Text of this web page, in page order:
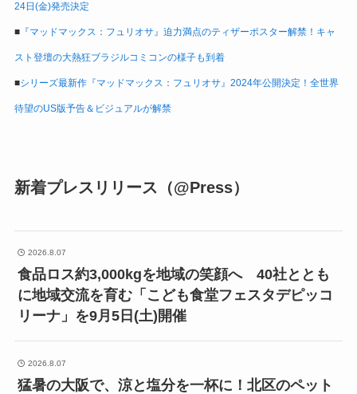
24日(金)発売決定
■『マッドマックス：フュリオサ』迫力満点のティザーポスター解禁！キャ
スト登壇の大熱狂ブラジルコミコンの様子も到着
■シリーズ最新作『マッドマックス：フュリオサ』2024年公開決定！全世界
待望のUS版予告＆ビジュアルが解禁
新着プレスリリース（@Press）
2026.8.07
食品ロス約3,000kgを地域の笑顔へ 40社ととも
に地域交流を育む「こども食堂フェスタデピッコ
リーナ」を9月5日(土)開催
2026.8.07
猛暑の大阪で、涼と塩分を一杯に！北区のペット